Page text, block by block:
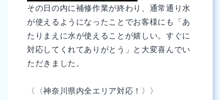
その日の内に補修作業が終わり、通常通り水
が使えるようになったことでお客様にも「あ
たりまえに水が使えることが嬉しい。すぐに
対応してくれてありがとう」と大変喜んでい
ただきました。
〈〈神奈川県内全エリア対応！〉〉